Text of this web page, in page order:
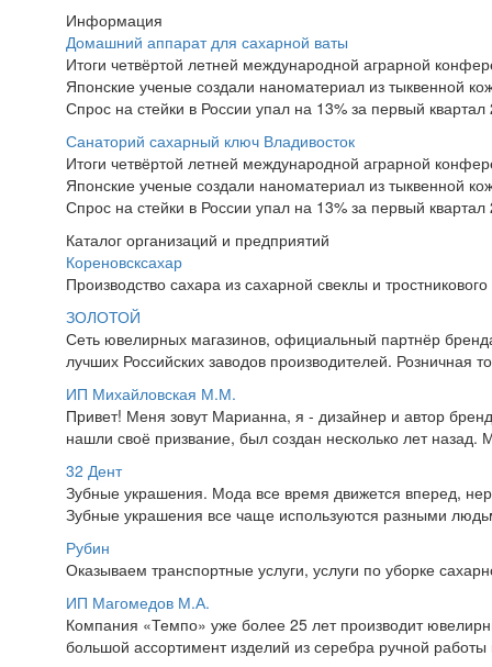
Информация
Домашний аппарат для сахарной ваты
Итоги четвёртой летней международной аграрной
Японские ученые создали наноматериал из тыквенной
Спрос на стейки в России упал на 13% за первый квартал
Санаторий сахарный ключ Владивосток
Итоги четвёртой летней международной аграрной
Японские ученые создали наноматериал из тыквенной
Спрос на стейки в России упал на 13% за первый квартал
Каталог организаций и предприятий
Кореновсксахар
Производство сахара из сахарной свеклы и
ЗОЛОТОЙ
Сеть ювелирных магазинов, официальный партнёр
лучших Российских заводов производителей. Розничная
ИП Михайловская М.М.
Привет! Меня зовут Марианна, я - дизайнер и автор
нашли своё призвание, был создан несколько лет
32 Дент
Зубные украшения. Мода все время движется вперед,
Зубные украшения все чаще используются разными
Рубин
Оказываем транспортные услуги, услуги по уборке
ИП Магомедов М.А.
Компания «Темпо» уже более 25 лет производит
большой ассортимент изделий из серебра ручной